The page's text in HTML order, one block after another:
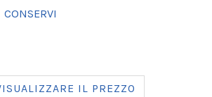
CONSERVI
IL PREZZO